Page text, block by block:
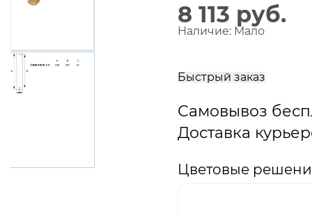
8 113 руб.
Наличие: Мало
Быстрый заказ
Самовывоз
Доставка
Цветовые